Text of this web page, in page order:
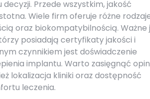
Przede wszystkim, jakość
Wiele firm oferuje różne
oraz biokompatybilnością. Ważne
posiadają certyfikaty jakości i
czynnikiem jest doświadczenie
implantu. Warto zasięgnąć
lokalizacja kliniki oraz dostępność
leczenia.